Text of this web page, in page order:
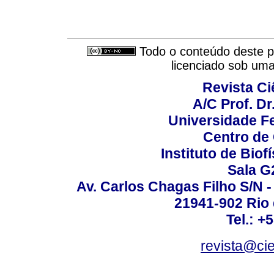
Todo o conteúdo deste
licenciado sob
Revista
A/C Prof.
Universidade
Centro de
Instituto de
Sala
Av. Carlos Chagas Filho S/N
21941-902
Tel.: